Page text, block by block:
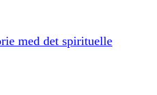
med det spirituelle